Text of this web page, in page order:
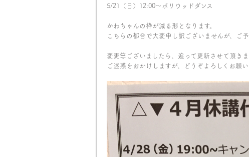
5/21（日）12:00〜ボリウッドダンス
かわちゃんの枠が減る形となります。
こちらの都合で大変申し訳ございませんが、ご
変更等ございましたら、追って更新させて頂きま
ご迷惑をおかけしますが、どうぞよろしくお願い